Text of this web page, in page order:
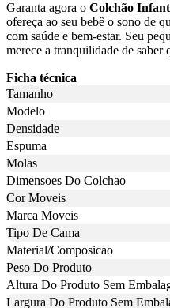
Garanta agora o Colchão
ofereça ao seu bebê o sono de
com saúde e bem-estar. Seu
merece a tranquilidade de saber
Ficha técnica
Tamanho
Modelo
Densidade
Espuma
Molas
Dimensoes Do Colchao
Cor Moveis
Marca Moveis
Tipo De Cama
Material/Composicao
Peso Do Produto
Altura Do Produto Sem
Largura Do Produto Sem